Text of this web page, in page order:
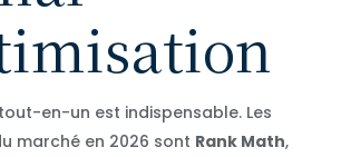
tout-en-un est indispensable. Les
marché en 2026 sont Rank Math,